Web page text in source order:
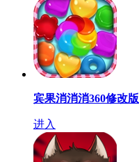
宾果消消消360修改版
进入